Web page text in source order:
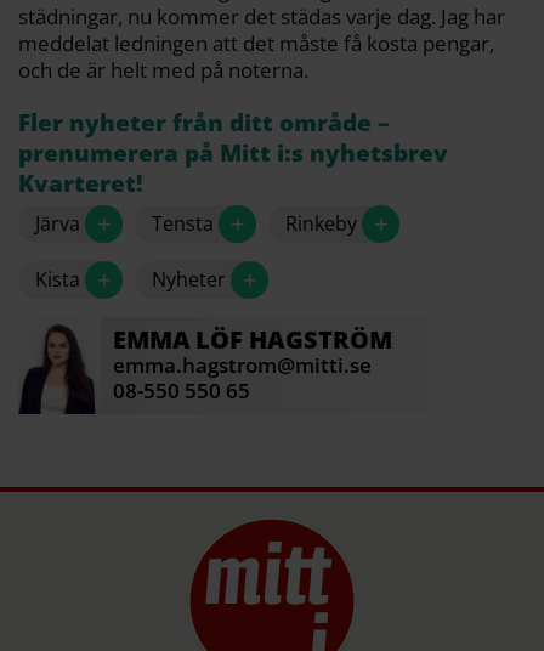
städningar, nu kommer det städas varje dag. Jag har
meddelat ledningen att det måste få kosta pengar,
och de är helt med på noterna.
Fler nyheter från ditt område –
prenumerera på Mitt i:s nyhetsbrev
Kvarteret!
Järva + Tensta + Rinkeby +
Kista + Nyheter +
EMMA LÖF HAGSTRÖM
emma.hagstrom@mitti.se
08-550 550 65